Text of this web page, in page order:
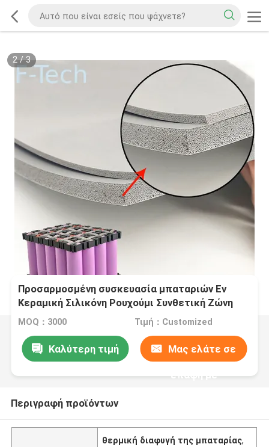
2/3
Προσαρμοσμένη συσκευασία μπαταριών Ev
Κεραμική Σιλικόνη Ρουχούμι Συνθετική Ζώνη
MOQ：3000 Τιμή：Customized
Καλύτερη τιμή Μας ελάτε σε
επαφή με
Περιγραφή προϊόντων
θερμική διαφυγή της μπαταρίας,